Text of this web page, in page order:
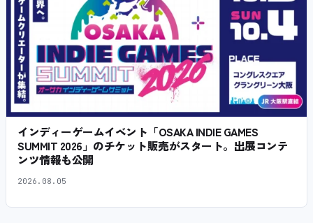
インディーゲームイベント「OSAKA INDIE GAMES
SUMMIT 2026」のチケット販売がスタート。出展コンテ
ンツ情報も公開
2026.08.05